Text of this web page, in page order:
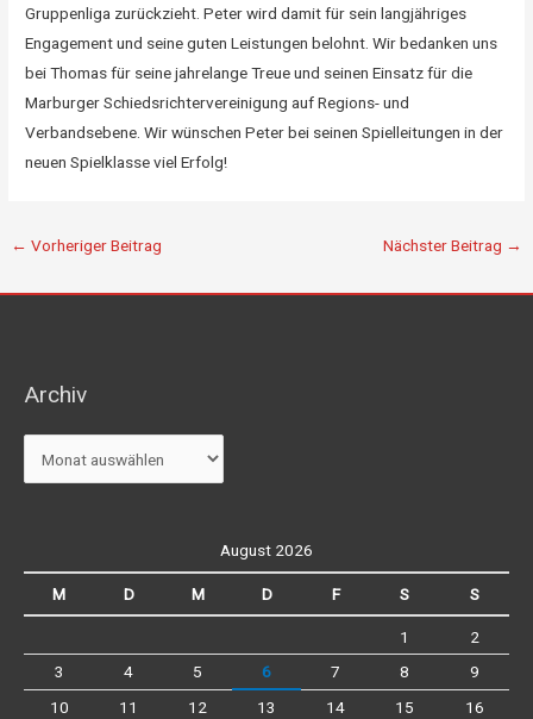
Gruppenliga zurückzieht. Peter wird damit für sein langjähriges
Engagement und seine guten Leistungen belohnt. Wir bedanken uns
bei Thomas für seine jahrelange Treue und seinen Einsatz für die
Marburger Schiedsrichtervereinigung auf Regions- und
Verbandsebene. Wir wünschen Peter bei seinen Spielleitungen in der
neuen Spielklasse viel Erfolg!
← Vorheriger Beitrag Nächster Beitrag →
Archiv
Archiv
August 2026
M D M D F S S
1
2
3
4 5 6 7 8
9
10
11 12 13 14 15
16